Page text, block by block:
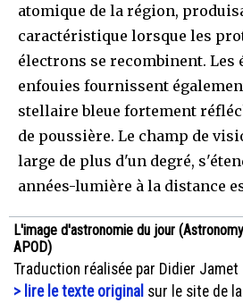
atomique de la région,
caractéristique lorsque les
électrons se recombinent. Les
enfouies fournissent
stellaire bleue fortement
de poussière. Le champ de
large de plus d'un degré,
années-lumière à la distance
L'image d'astronomie du jour
APOD)
Traduction réalisée par Didier Jamet
> lire le texte original sur le site de